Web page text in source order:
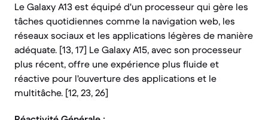
Le Galaxy A13 est équipé d'un processeur qui gère les
tâches quotidiennes comme la navigation web, les
réseaux sociaux et les applications légères de manière
adéquate. [13, 17] Le Galaxy A15, avec son processeur
plus récent, offre une expérience plus fluide et
réactive pour l'ouverture des applications et le
multitâche. [12, 23, 26]